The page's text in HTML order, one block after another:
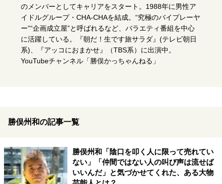
サイトの核・哲学
運命を変えた出会い 決断の裏側
挫折からの再起
未知への挑戦
プロフェッショナルの矜持
表現者の葛藤
人生が動いた日 10代の挫折と原点
セカンドキャリアの描き方
経営・ビジネス
のメンバーとしてキャリアをスタート。1988年に男性ア
イドルグループ・CHA-CHAを結成。“究極のバイプレーヤ
ー”“企画成立屋”と呼ばれるなど、バラエティ番組を中心
に活躍している。『朝だ！生です旅サラダ』(テレビ朝日
系)、『アッコにおまかせ』（TBS系）に出演中。
YouTubeチャンネル「勝俣かっちゃんねる」
勝俣州和の記事一覧
勝俣州和「陰口を叩く人に限って売れてい
ない」「仲間ではない人の叫び声は流せば
いいんだ」と気づかせてくれた、ある大物